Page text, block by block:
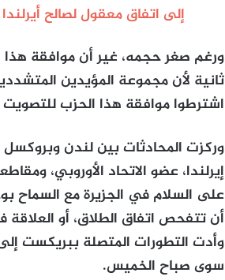
إلى اتفاق معقول لصالح
ورغم صغر حجمه، غير أن موافقة
ثانية لأن مجموعة المؤيدين
اشترطوا موافقة هذا الحزب للتصويت
وركزت المحادثات بين لندن
إيرلندا، عضو الاتحاد الأوروبي،
على السلام في الجزيرة مع السماح
أن تتفحص اتفاق الطلاق، أو
وأدت التطورات المتصلة ببريكست
سوى صباح الخميس.